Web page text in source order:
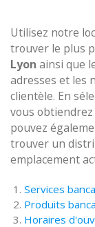
Utilisez notre
trouver le plus
Lyon ainsi que
adresses et les
clientèle. En
vous
pouvez
trouver un
emplacement
Services
Produits
Horaires